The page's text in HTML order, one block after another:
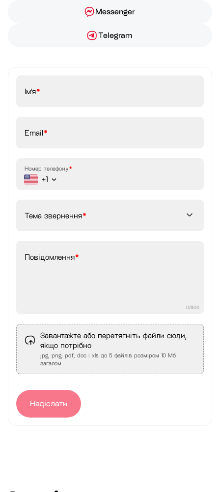
Messenger
Telegram
Ім'я
Email
Номер телефону
+1
Тема звернення
Повідомлення
0/800
Завантажте або перетягніть файли сюди,
якщо потрібно
jpg, png, pdf, doc і xls до 5 файлів розміром 10 Мб
загалом
Надіслати